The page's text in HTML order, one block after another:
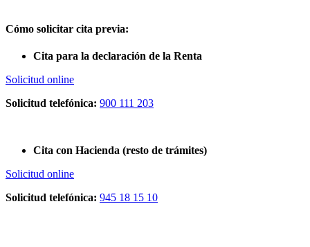
Cómo solicitar cita previa:
Cita para la declaración de la Renta
Solicitud online
Solicitud telefónica: 900 111 203
Cita con Hacienda (resto de trámites)
Solicitud online
Solicitud telefónica: 945 18 15 10